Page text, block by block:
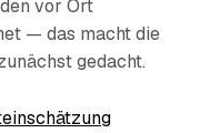
vor Ort
— das macht die
gedacht.